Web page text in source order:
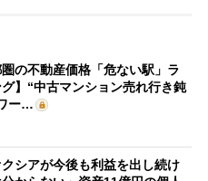
圏の不動産価格「危ない駅」ラ
】“中古マンション売れ行き鈍
ー…
クシアが今後も利益を出し続け